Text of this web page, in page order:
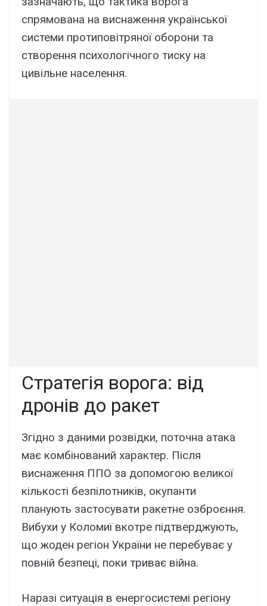
спрямована на виснаження української
системи протиповітряної оборони та
створення психологічного тиску на
цивільне населення.
Стратегія ворога: від
дронів до ракет
Згідно з даними розвідки, поточна атака
має комбінований характер. Після
виснаження ППО за допомогою великої
кількості безпілотників, окупанти
планують застосувати ракетне озброєння.
Вибухи у Коломиї вкотре підтверджують,
що жоден регіон України не перебуває у
повній безпеці, поки триває війна.
Наразі ситуація в енергосистемі регіону